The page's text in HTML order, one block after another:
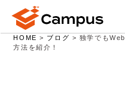
HOME > ブログ > 独学でも
方法を紹介！